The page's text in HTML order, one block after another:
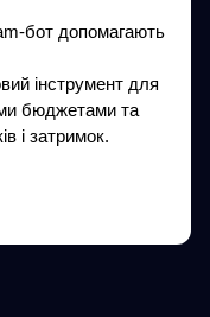
бот допомагають
інструмент для
бюджетами та
і затримок.